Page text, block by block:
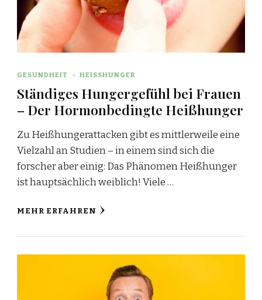
GESUNDHEIT HEISSHUNGER
Ständiges Hungergefühl bei Frauen
– Der Hormonbedingte Heißhunger
Zu Heißhungerattacken gibt es mittlerweile eine
Vielzahl an Studien – in einem sind sich die
forscher aber einig: Das Phänomen Heißhunger
ist hauptsächlich weiblich! Viele …
MEHR ERFAHREN